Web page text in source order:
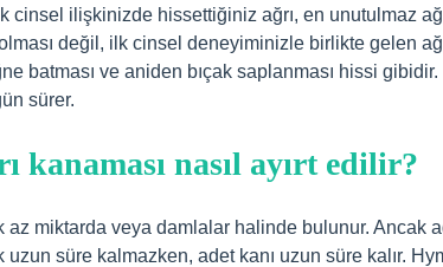
cinsel ilişkinizde hissettiğiniz ağrı, en unutulmaz
değil, ilk cinsel deneyiminizle birlikte gelen
batması ve aniden bıçak saplanması hissi
sürer.
kanaması nasıl ayırt edilir?
az miktarda veya damlalar halinde bulunur. Ancak
uzun süre kalmazken, adet kanı uzun süre kalır.